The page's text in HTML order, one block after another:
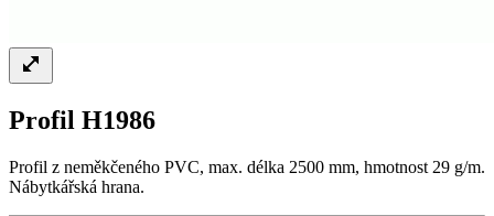
Profil H1986
Profil z neměkčeného PVC, max. délka 2500 mm, hmotnost 29 g/m.
Nábytkářská hrana.